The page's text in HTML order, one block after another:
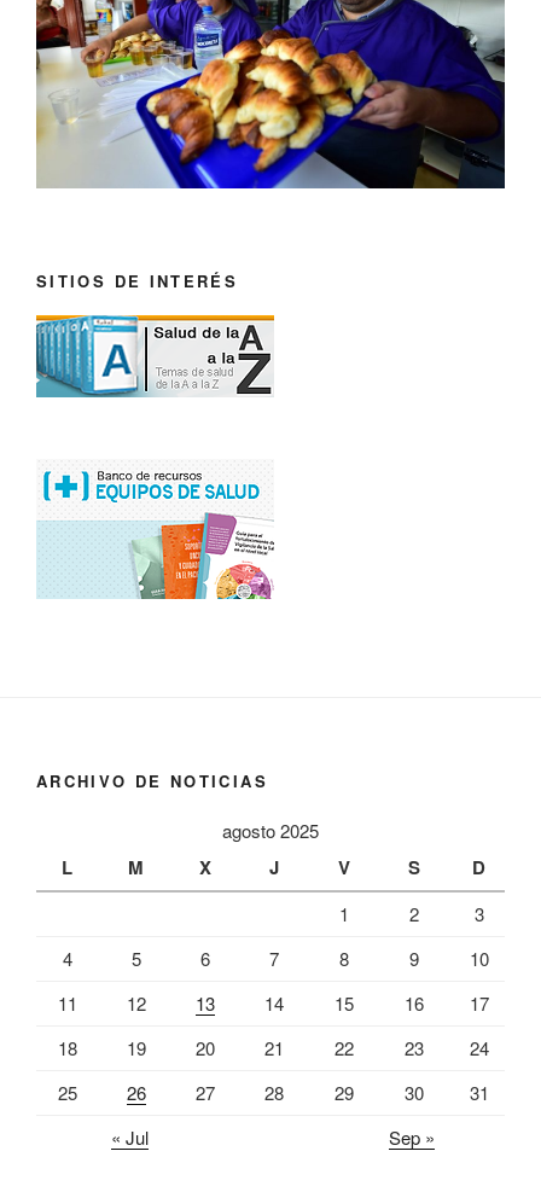
SITIOS DE INTERÉS
ARCHIVO DE NOTICIAS
agosto 2025
L M X J V S D
1 2
3
4
5 6 7 8 9
10
11
12 13 14 15 16
17
18
19 20 21 22 23
24
25
26 27 28 29 30
31
« Jul
Sep »